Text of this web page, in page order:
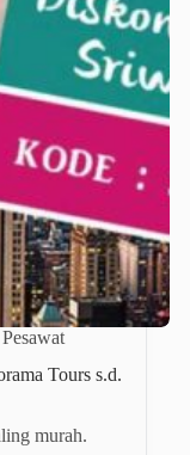
Tours s.d.
murah.